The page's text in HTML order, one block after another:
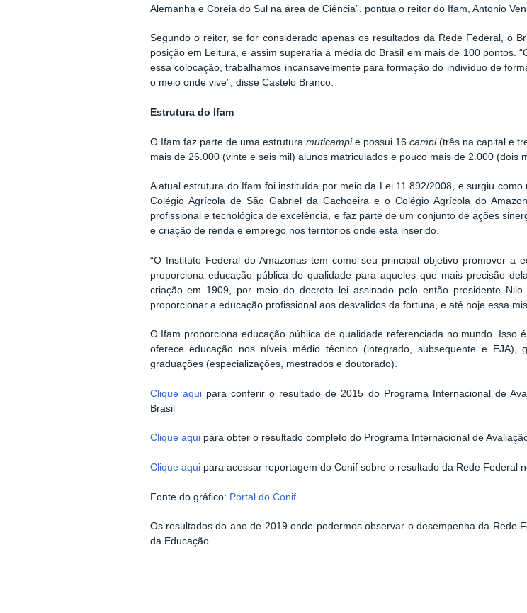
Alemanha e Coreia do Sul na área de Ciência”, pontua o reitor do Ifam, Antonio
Segundo o reitor, se for considerado apenas os resultados da Rede Federal, o
posição em Leitura, e assim superaria a média do Brasil em mais de 100 pontos.
essa colocação, trabalhamos incansavelmente para formação do indivíduo de
o meio onde vive”, disse Castelo Branco.
Estrutura do Ifam
O Ifam faz parte de uma estrutura muticampie possui 16 campi(três na capital e
mais de 26.000 (vinte e seis mil) alunos matriculados e pouco mais de 2.000 (dois
A atual estrutura do Ifam foi instituída por meio da Lei 11.892/2008, e surgiu
Colégio Agrícola de São Gabriel da Cachoeira e o Colégio Agrícola do
profissional e tecnológica de excelência, e faz parte de um conjunto de ações
e criação de renda e emprego nos territórios onde está inserido.
“O Instituto Federal do Amazonas tem como seu principal objetivo promover a
proporciona educação pública de qualidade para aqueles que mais precisão
criação em 1909, por meio do decreto lei assinado pelo então presidente
proporcionar a educação profissional aos desvalidos da fortuna, e até hoje essa
O Ifam proporciona educação pública de qualidade referenciada no mundo.
oferece educação nos níveis médio técnico (integrado, subsequente e EJA),
graduações (especializações, mestrados e doutorado).
Clique aquipara conferir o resultado de 2015 do Programa Internacional de
Brasil
Clique aquipara obter o resultado completo do Programa Internacional de
Clique aquipara acessar reportagem do Conif sobre o resultado da Rede Federal
Fonte do gráfico: Portal do Conif
Os resultados do ano de 2019 onde podermos observar o desempenha da Rede
da Educação.